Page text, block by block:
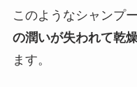
このようなシャンプ
の潤いが失われて乾
ます。